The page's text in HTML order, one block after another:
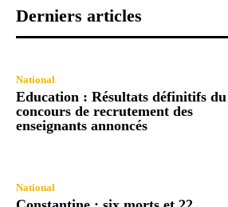
Derniers articles
National
Education : Résultats définitifs du
concours de recrutement des
enseignants annoncés
National